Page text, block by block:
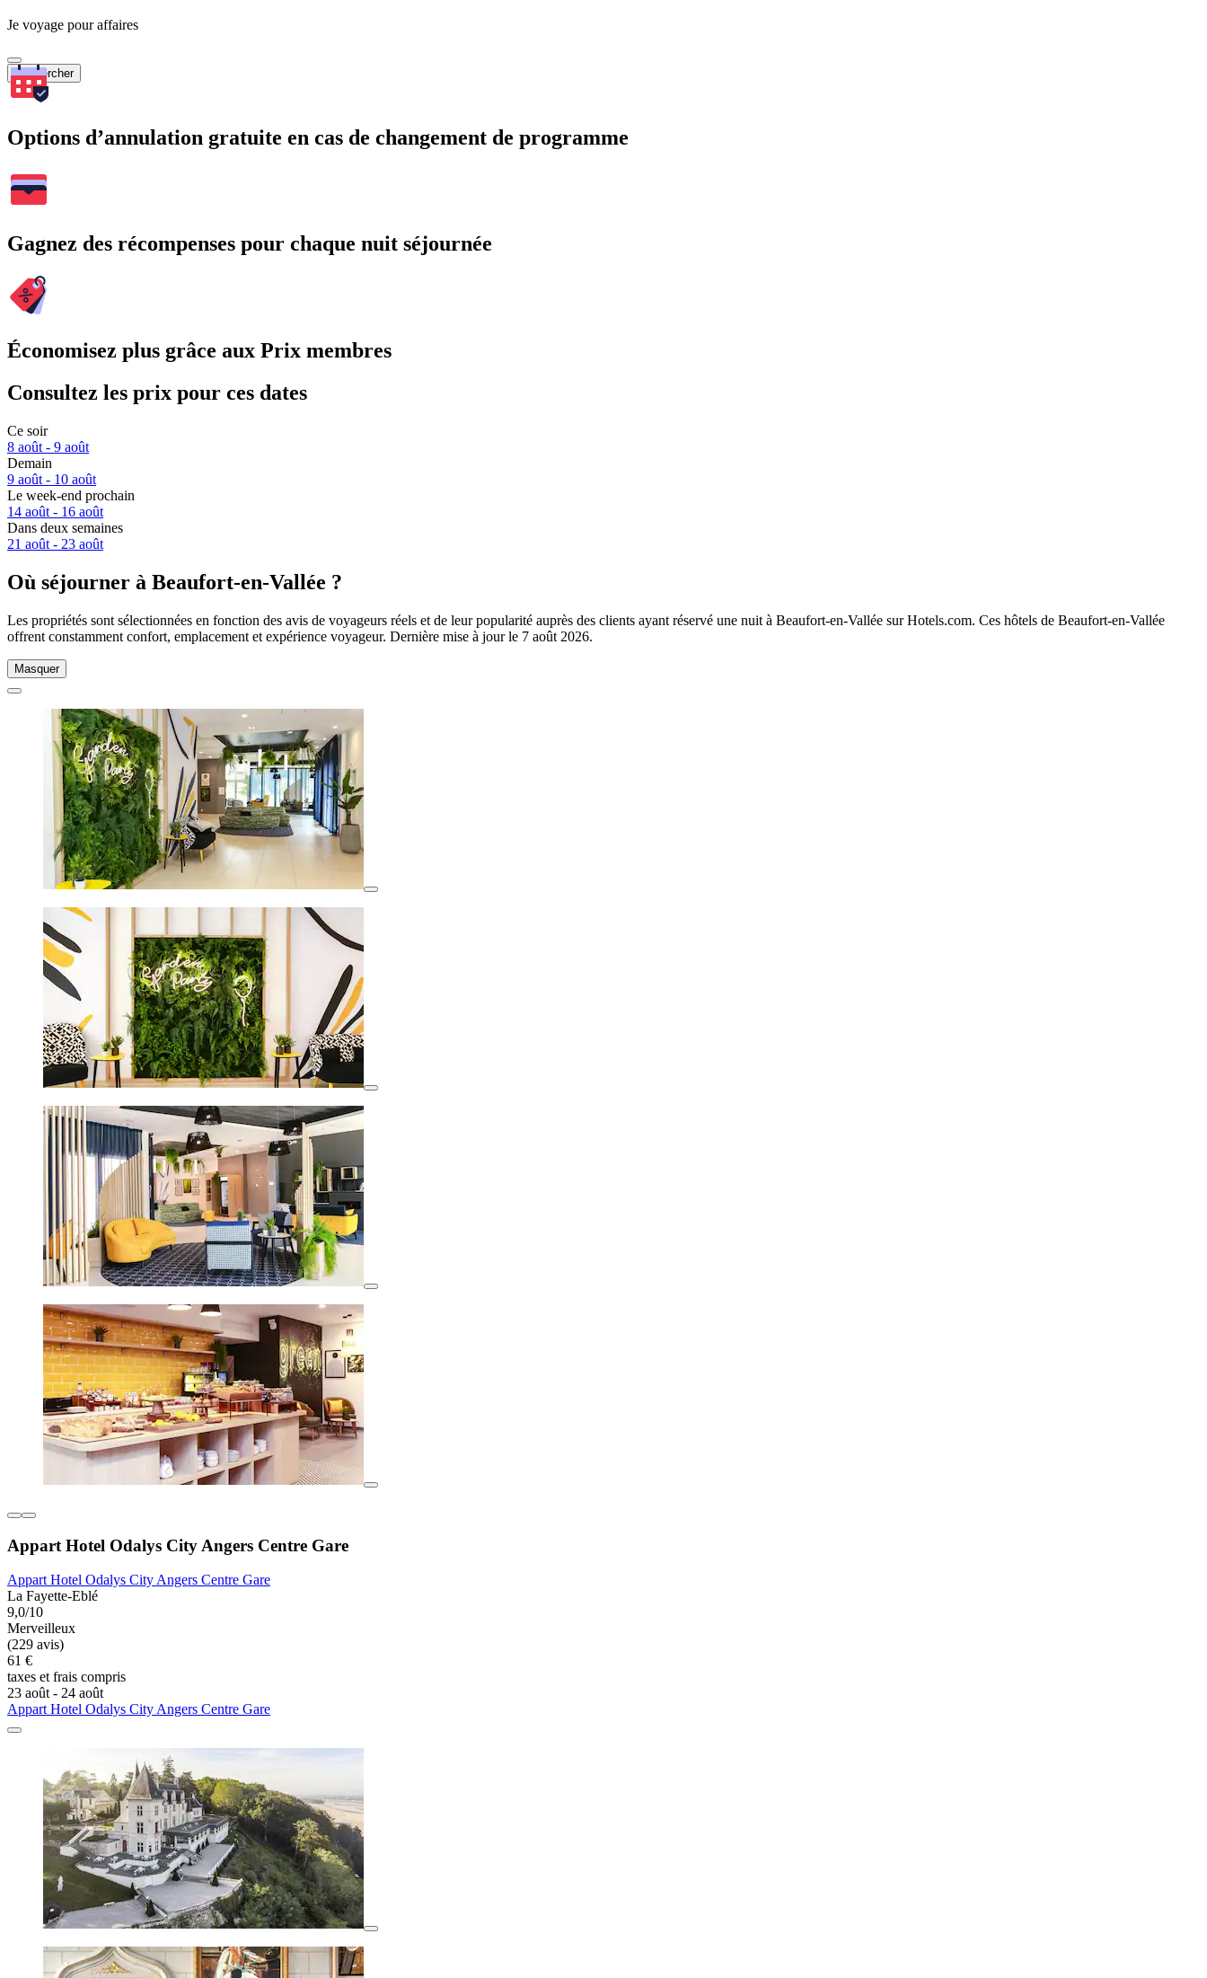
Je voyage pour affaires
Rechercher
Options d’annulation gratuite en cas de changement de programme
Gagnez des récompenses pour chaque nuit séjournée
Économisez plus grâce aux Prix membres
Consultez les prix pour ces dates
Ce soir
8 août - 9 août
Demain
9 août - 10 août
Le week-end prochain
14 août - 16 août
Dans deux semaines
21 août - 23 août
Où séjourner à Beaufort-en-Vallée ?
Les propriétés sont sélectionnées en fonction des avis de voyageurs réels et de leur popularité auprès des clients ayant réservé une nuit à Beaufort-en-Vallée sur Hotels.com. Ces hôtels de Beaufort-en-Vallée
offrent constamment confort, emplacement et expérience voyageur. Dernière mise à jour le 7 août 2026.
Masquer
Appart Hotel Odalys City Angers Centre Gare
Appart Hotel Odalys City Angers Centre Gare
La Fayette-Eblé
9,0/10
Merveilleux
(229 avis)
61 €
taxes et frais compris
23 août - 24 août
Appart Hotel Odalys City Angers Centre Gare